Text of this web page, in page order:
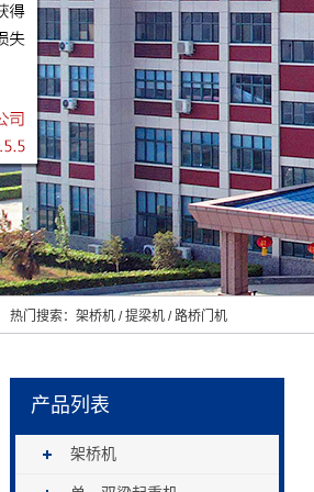
热门搜索： 架桥机 /提梁机 /路桥门机
产品列表
架桥机